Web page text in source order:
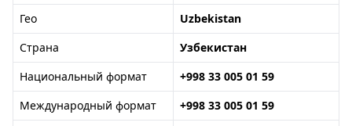
Гео
Uzbekistan
Страна
Узбекистан
Национальный формат
+998 33 005 01 59
Международный формат
+998 33 005 01 59